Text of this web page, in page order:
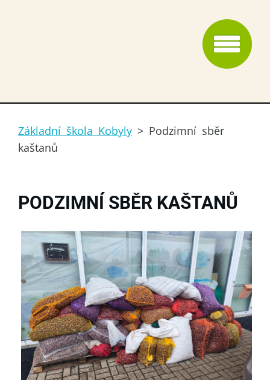
Základní škola Kobyly > Podzimní sběr
kaštanů
PODZIMNÍ SBĚR KAŠTANŮ